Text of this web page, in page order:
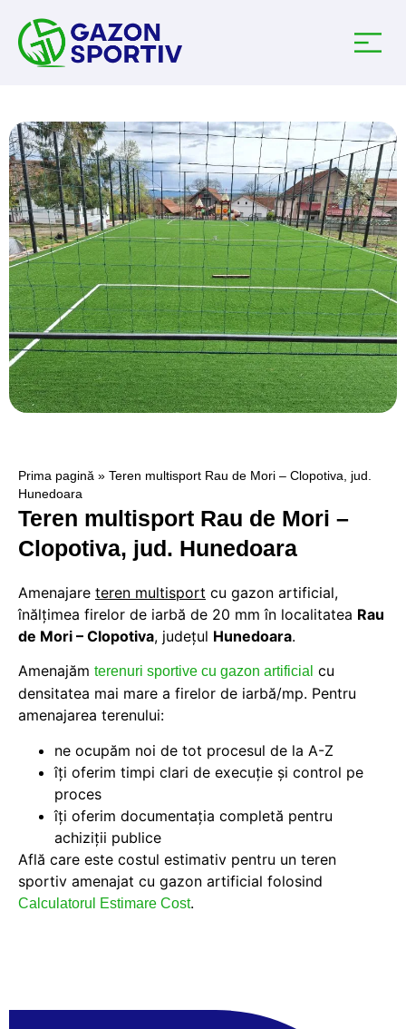
Prima pagină » Teren multisport Rau de Mori – Clopotiva, jud.
Hunedoara
Teren multisport Rau de Mori –
Clopotiva, jud. Hunedoara
Amenajare teren multisport cu gazon artificial,
înălțimea firelor de iarbă de 20 mm în localitatea Rau
de Mori – Clopotiva, judeţul Hunedoara.
Amenajăm terenuri sportive cu gazon artificial cu
densitatea mai mare a firelor de iarbă/mp. Pentru
amenajarea terenului:
ne ocupăm noi de tot procesul de la A-Z
îți oferim timpi clari de execuție și control pe
proces
îți oferim documentația completă pentru
achiziții publice
Află care este costul estimativ pentru un teren
sportiv amenajat cu gazon artificial folosind
Calculatorul Estimare Cost.